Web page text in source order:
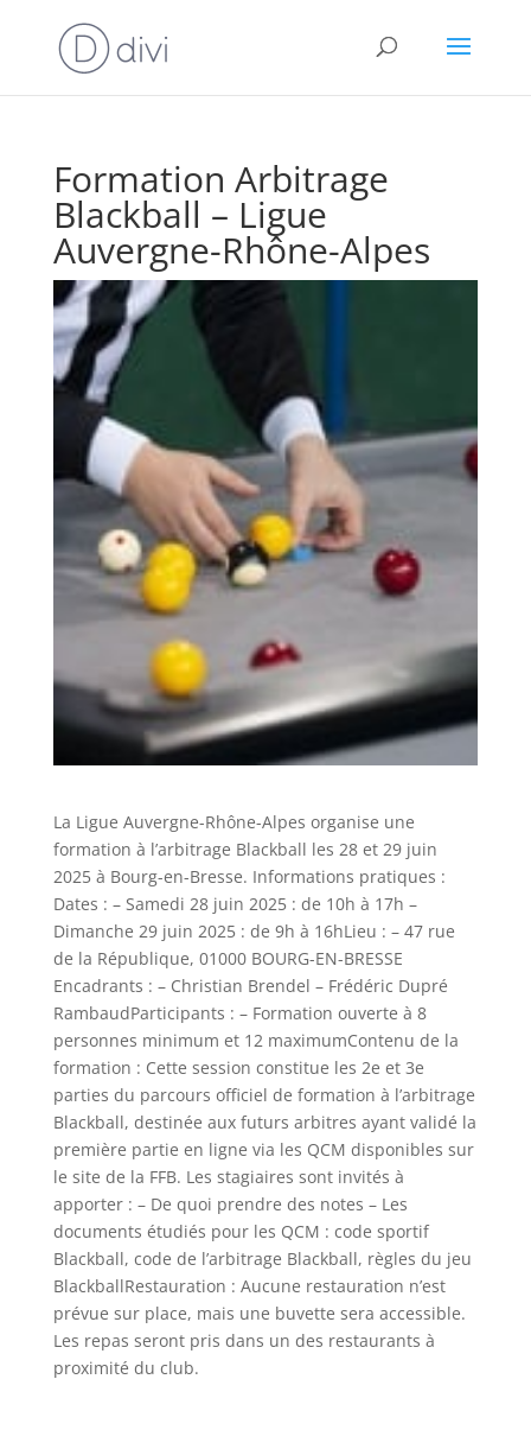
Formation Arbitrage
Blackball – Ligue
Auvergne-Rhône-Alpes
La Ligue Auvergne-Rhône-Alpes organise une
formation à l’arbitrage Blackball les 28 et 29 juin
2025 à Bourg-en-Bresse. Informations pratiques :
Dates : – Samedi 28 juin 2025 : de 10h à 17h –
Dimanche 29 juin 2025 : de 9h à 16hLieu : – 47 rue
de la République, 01000 BOURG-EN-BRESSE
Encadrants : – Christian Brendel – Frédéric Dupré
RambaudParticipants : – Formation ouverte à 8
personnes minimum et 12 maximumContenu de la
formation : Cette session constitue les 2e et 3e
parties du parcours officiel de formation à l’arbitrage
Blackball, destinée aux futurs arbitres ayant validé la
première partie en ligne via les QCM disponibles sur
le site de la FFB. Les stagiaires sont invités à
apporter : – De quoi prendre des notes – Les
documents étudiés pour les QCM : code sportif
Blackball, code de l’arbitrage Blackball, règles du jeu
BlackballRestauration : Aucune restauration n’est
prévue sur place, mais une buvette sera accessible.
Les repas seront pris dans un des restaurants à
proximité du club.